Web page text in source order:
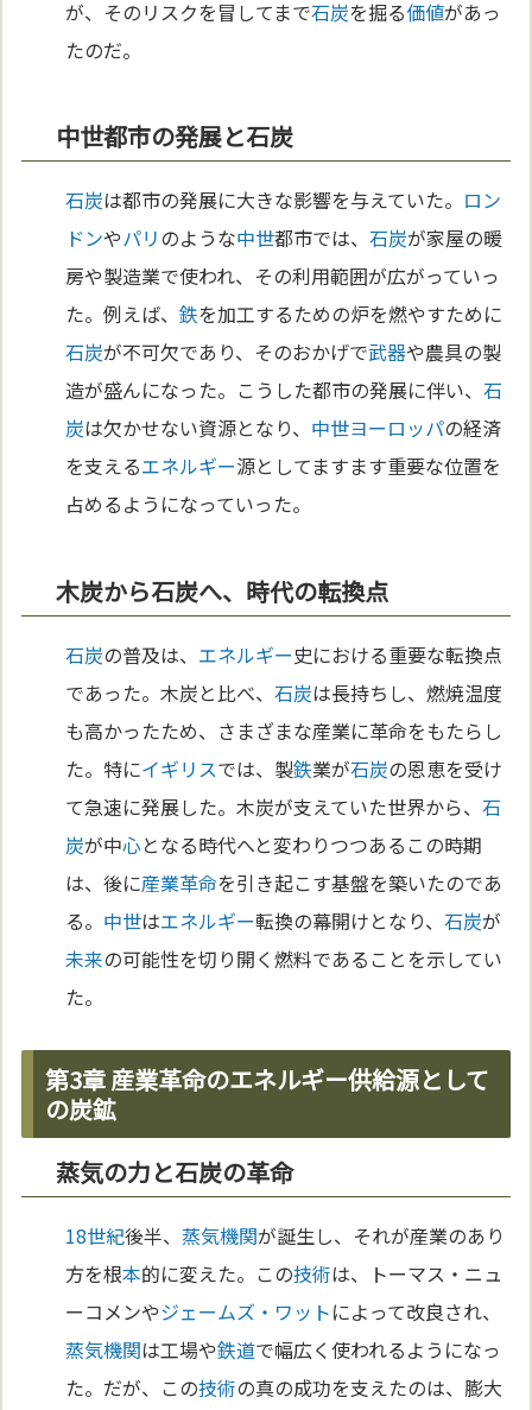
が、そのリスクを冒してまで石炭を掘る価値があっ
たのだ。
中世都市の発展と石炭
石炭は都市の発展に大きな影響を与えていた。 ロン
ドンやパリのような中世都市では、石炭が家屋の暖
房や製造業で使われ、その利用範囲が広がっていっ
た。例えば、鉄を加工するための炉を燃やすために
石炭が不可欠であり、そのおかげで武器や農具の製
造が盛んになった。こうした都市の発展に伴い、石
炭は欠かせない資源となり、 中世ヨーロッパの経済
を支えるエネルギー源としてますます重要な位置を
占めるようになっていった。
木炭から石炭へ、時代の転換点
石炭の普及は、 エネルギー史における重要な転換点
であった。木炭と比べ、石炭は長持ちし、燃焼温度
も高かったため、さまざまな産業に革命をもたらし
た。特にイギリスでは、製鉄業が石炭の恩恵を受け
て急速に発展した。木炭が支えていた世界から、石
炭が中心となる時代へと変わりつつあるこの時期
は、後に産業革命を引き起こす基盤を築いたのであ
る。 中世はエネルギー転換の幕開けとなり、石炭が
未来の可能性を切り開く燃料であることを示してい
た。
第3章 産業革命のエネルギー供給源として
の炭鉱
蒸気の力と石炭の革命
18世紀後半、 蒸気機関が誕生し、それが産業のあり
方を根本的に変えた。この技術は、トーマス・ニュ
ーコメンやジェームズ・ワットによって改良され、
蒸気機関は工場や鉄道で幅広く使われるようになっ
た。だが、この技術の真の成功を支えたのは、膨大